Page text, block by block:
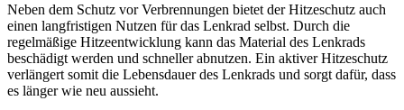
Neben dem Schutz vor Verbrennungen bietet der Hitzeschutz auch
einen langfristigen Nutzen für das Lenkrad selbst. Durch die
regelmäßige Hitzeentwicklung kann das Material des Lenkrads
beschädigt werden und schneller abnutzen. Ein aktiver Hitzeschutz
verlängert somit die Lebensdauer des Lenkrads und sorgt dafür, dass
es länger wie neu aussieht.